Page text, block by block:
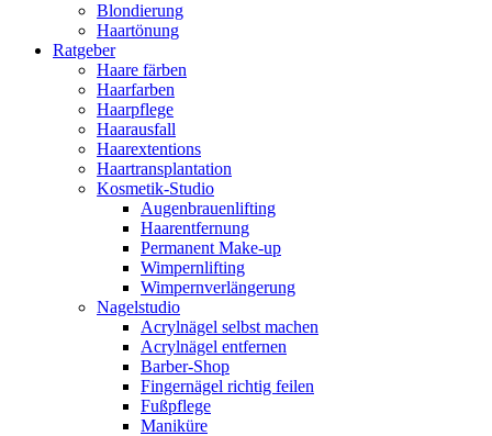
Blondierung
Haartönung
Ratgeber
Haare färben
Haarfarben
Haarpflege
Haarausfall
Haarextentions
Haartransplantation
Kosmetik-Studio
Augenbrauenlifting
Haarentfernung
Permanent Make-up
Wimpernlifting
Wimpernverlängerung
Nagelstudio
Acrylnägel selbst machen
Acrylnägel entfernen
Barber-Shop
Fingernägel richtig feilen
Fußpflege
Maniküre